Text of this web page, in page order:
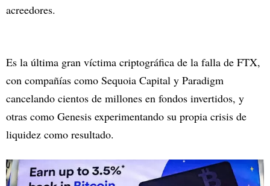
acreedores.
Es la última gran víctima criptográfica de la falla de FTX,
con compañías como Sequoia Capital y Paradigm
cancelando cientos de millones en fondos invertidos, y
otras como Genesis experimentando su propia crisis de
liquidez como resultado.